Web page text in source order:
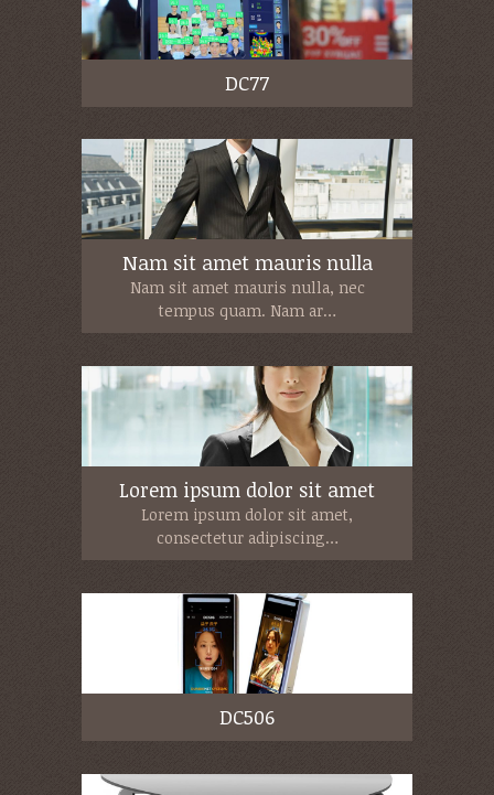
DC77
Nam sit amet mauris nulla
Nam sit amet mauris nulla, nec
tempus quam. Nam ar…
Lorem ipsum dolor sit amet
Lorem ipsum dolor sit amet,
consectetur adipiscing…
DC506